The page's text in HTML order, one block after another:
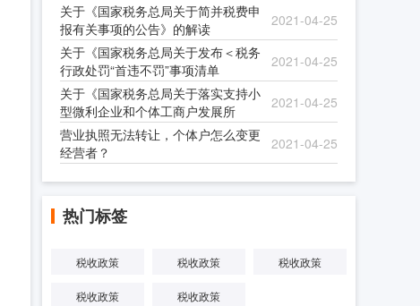
关于《国家税务总局关于简并税费申
报有关事项的公告》的解读
2021-04-25
关于《国家税务总局关于发布＜税务
行政处罚“首违不罚”事项清单
2021-04-25
关于《国家税务总局关于落实支持小
型微利企业和个体工商户发展所
2021-04-25
营业执照无法转让，个体户怎么变更
经营者？
2021-04-25
热门标签
税收政策 税收政策 税收政策
税收政策 税收政策